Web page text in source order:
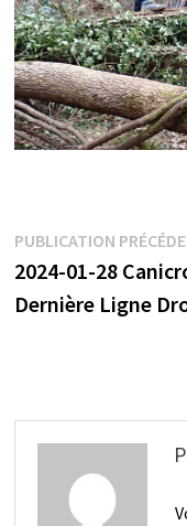
Navigation
de
PUBLICATION
2024-01-28
Dernière Ligne